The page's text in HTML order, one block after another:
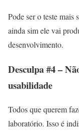
Pode ser o teste mais
ainda sim ele vai
desenvolvimento.
Desculpa #4 –
usabilidade
Todos que querem
laboratório. Isso é